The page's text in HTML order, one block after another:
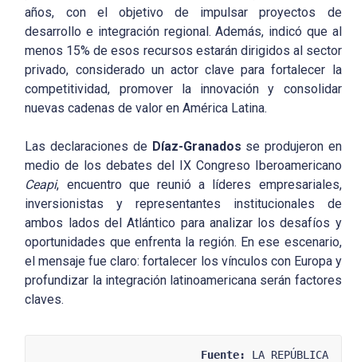
años, con el objetivo de impulsar proyectos de
desarrollo e integración regional. Además, indicó que al
menos 15% de esos recursos estarán dirigidos al sector
privado, considerado un actor clave para fortalecer la
competitividad, promover la innovación y consolidar
nuevas cadenas de valor en América Latina.
Las declaraciones de Díaz-Granados se produjeron en
medio de los debates del IX Congreso Iberoamericano
Ceapi, encuentro que reunió a líderes empresariales,
inversionistas y representantes institucionales de
ambos lados del Atlántico para analizar los desafíos y
oportunidades que enfrenta la región. En ese escenario,
el mensaje fue claro: fortalecer los vínculos con Europa y
profundizar la integración latinoamericana serán factores
claves.
Fuente: LA REPÚBLICA